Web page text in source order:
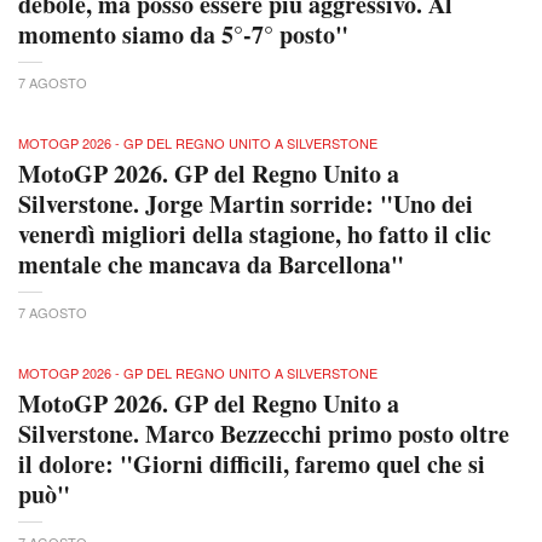
momento siamo da 5°-7° posto"
7 AGOSTO
MOTOGP 2026 - GP DEL REGNO UNITO A SILVERSTONE
MotoGP 2026. GP del Regno Unito a
Silverstone. Jorge Martin sorride: "Uno dei
venerdì migliori della stagione, ho fatto il clic
mentale che mancava da Barcellona"
7 AGOSTO
MOTOGP 2026 - GP DEL REGNO UNITO A SILVERSTONE
MotoGP 2026. GP del Regno Unito a
Silverstone. Marco Bezzecchi primo posto oltre
il dolore: "Giorni difficili, faremo quel che si
può"